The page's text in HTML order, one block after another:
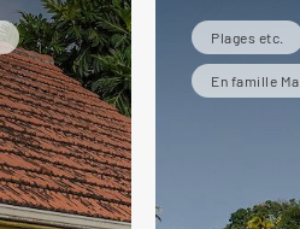
Plages etc.
En famille